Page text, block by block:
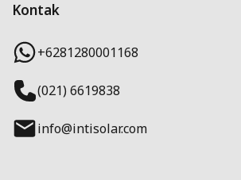
Kontak
+6281280001168
(021) 6619838
info@intisolar.com